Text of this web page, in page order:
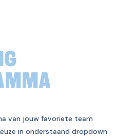
van jouw favoriete team
in onderstaand dropdown